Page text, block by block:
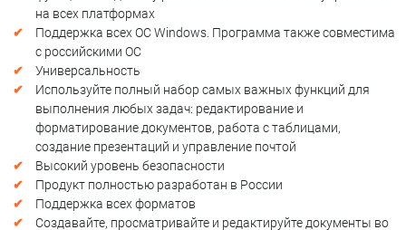
на всех платформах
Поддержка всех ОС Windows. Программа также совместима
с российскими ОС
Универсальность
Используйте полный набор самых важных функций для
выполнения любых задач: редактирование и
форматирование документов, работа с таблицами,
создание презентаций и управление почтой
Высокий уровень безопасности
Продукт полностью разработан в России
Поддержка всех форматов
Создавайте, просматривайте и редактируйте документы во